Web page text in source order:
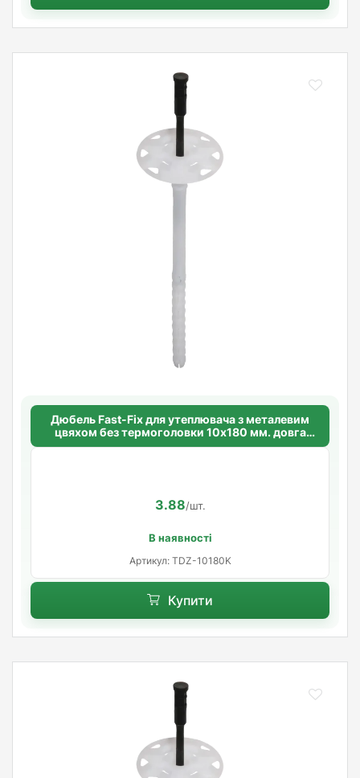
Дюбель Fast-Fix для утеплювача з металевим
цвяхом без термоголовки 10х180 мм. довга
розпорна база
3.88/шт.
В наявності
Артикул: TDZ-10180K
Купити